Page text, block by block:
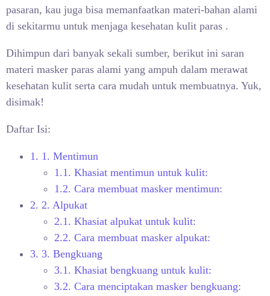
pasaran, kau juga bisa memanfaatkan materi-bahan alami
di sekitarmu untuk menjaga kesehatan kulit paras .
Dihimpun dari banyak sekali sumber, berikut ini saran
materi masker paras alami yang ampuh dalam merawat
kesehatan kulit serta cara mudah untuk membuatnya. Yuk,
disimak!
Daftar Isi:
1. 1. Mentimun
1.1. Khasiat mentimun untuk kulit:
1.2. Cara membuat masker mentimun:
2. 2. Alpukat
2.1. Khasiat alpukat untuk kulit:
2.2. Cara membuat masker alpukat:
3. 3. Bengkuang
3.1. Khasiat bengkuang untuk kulit:
3.2. Cara menciptakan masker bengkuang: